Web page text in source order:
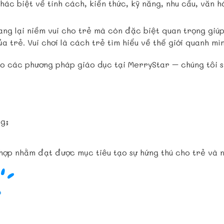
biệt về tính cách, kiến thức, kỹ năng, nhu cầu, văn
lại niềm vui cho trẻ mà còn đặc biệt quan trọng
trẻ. Vui chơi là cách trẻ tìm hiểu về thế giới quanh
các phương pháp giáo dục tại MerryStar – chúng tôi
nhằm đạt được mục tiêu tạo sự hứng thú cho trẻ và